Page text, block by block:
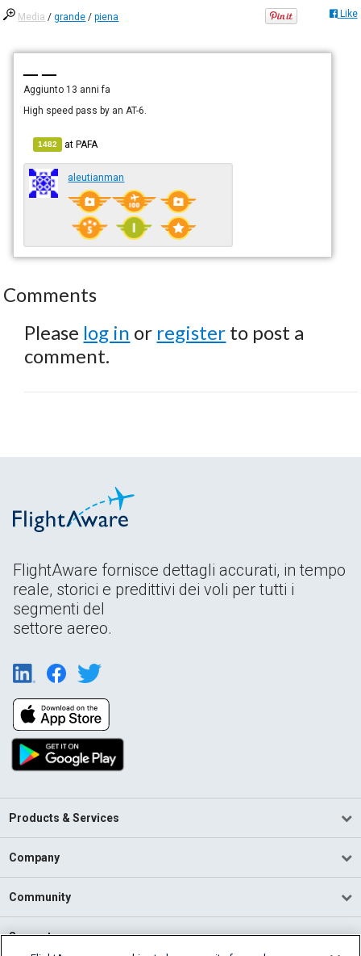
Media /grande /piena Like
— —
Aggiunto 13 anni fa
High speed pass by an AT-6.
1482 atPAFA
aleutianman
Comments
Please log in or register to post a
comment.
FlightAware fornisce dettagli accurati, in tempo
reale, storici e predittivi dei voli per tutti i
segmenti del
settore aereo.
Products & Services
Company
Community
Support